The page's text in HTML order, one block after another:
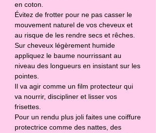
en coton.
Évitez de frotter pour ne pas casser le
mouvement naturel de vos cheveux et
au risque de les rendre secs et rêches.
Sur cheveux légèrement humide
appliquez le baume nourrissant au
niveau des longueurs en insistant sur les
pointes.
Il va agir comme un film protecteur qui
va nourrir, discipliner et lisser vos
frisettes.
Pour un rendu plus joli faites une coiffure
protectrice comme des nattes, des